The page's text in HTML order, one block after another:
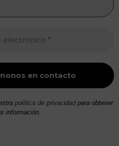
política de privacidadpara obtener
información.